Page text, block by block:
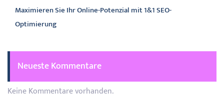
Maximieren Sie Ihr Online-Potenzial mit 1&1 SEO-
Optimierung
Neueste Kommentare
Keine Kommentare vorhanden.